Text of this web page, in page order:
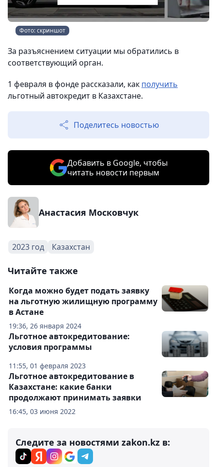
Фото: скриншот
За разъяснением ситуации мы обратились в
соответствующий орган.
1 февраля в фонде рассказали, как получить
льготный автокредит в Казахстане.
Поделитесь новостью
Добавить в Google, чтобы
читать новости первым
Анастасия Московчук
2023 год Казахстан
Читайте также
19:36, 26 января 2024
Когда можно будет подать заявку
на льготную жилищную программу
в Астане
11:55, 01 февраля 2023
Льготное автокредитование:
условия программы
16:45, 03 июня 2022
Льготное автокредитование в
Казахстане: какие банки
продолжают принимать заявки
Следите за новостями zakon.kz в: